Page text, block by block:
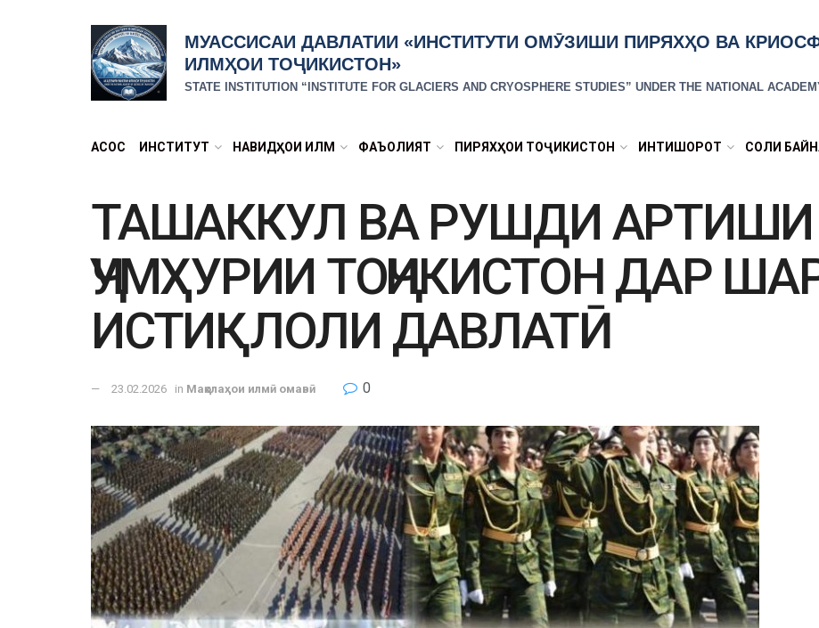
МУАССИСАИ ДАВЛАТИИ «ИНСТИТУТИ ОМӮЗИШИ ПИРЯХҲО ВА
ИЛМҲОИ ТОҶИКИСТОН»
STATE INSTITUTION “INSTITUTE FOR GLACIERS AND CRYOSPHERE STUDIES” UNDER THE NATIONAL
АСОСӢ ИНСТИТУТ НАВИДҲОИ ИЛМӢ ФАЪОЛИЯТ ПИРЯХҲОИ ТОҶИКИСТОН ИНТИШОРОТ СОЛИ
ТАШАККУЛ ВА РУШДИ
ҶУМҲУРИИ ТОҶИКИСТОН ДАР
ИСТИҚЛОЛИ ДАВЛАТӢ
23.02.2026 in Мақолаҳои илмӣ омавӣ 0